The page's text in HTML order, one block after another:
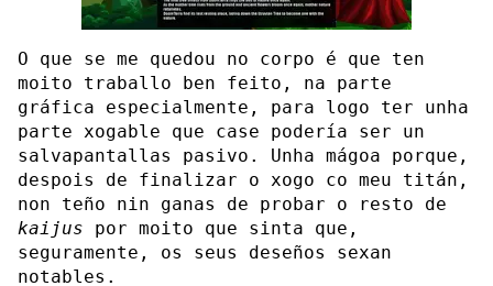
O que se me quedou no corpo é que ten
moito traballo ben feito, na parte
gráfica especialmente, para logo ter unha
parte xogable que case podería ser un
salvapantallas pasivo. Unha mágoa porque,
despois de finalizar o xogo co meu titán,
non teño nin ganas de probar o resto de
kaijus por moito que sinta que,
seguramente, os seus deseños sexan
notables.